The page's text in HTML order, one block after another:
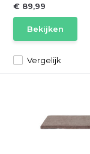
Vergelijk
€ 89,99
Bekijken